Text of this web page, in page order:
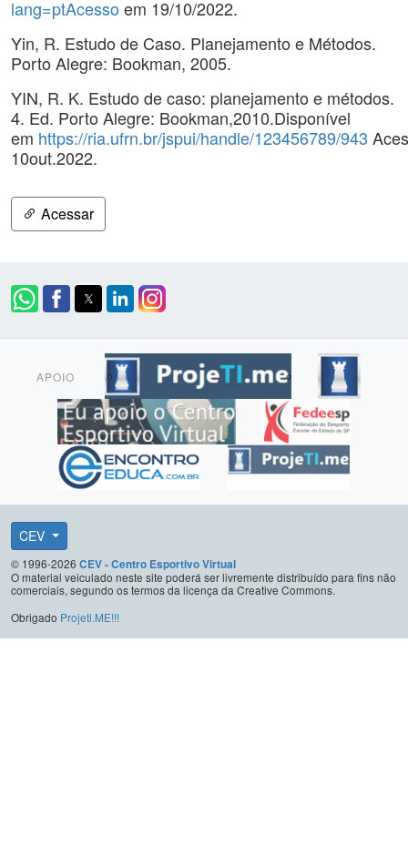
lang=ptAcesso em 19/10/2022.
Yin, R. Estudo de Caso. Planejamento e Métodos.
Porto Alegre: Bookman, 2005.
YIN, R. K. Estudo de caso: planejamento e métodos.
4. Ed. Porto Alegre: Bookman,2010.Disponível
em https://ria.ufrn.br/jspui/handle/123456789/943
10out.2022.
Acessar
APOIO
CEV
© 1996-2026 CEV - Centro Esportivo Virtual
O material veiculado neste site poderá ser livremente distribuído para fins não
comerciais, segundo os termos da licença da Creative Commons.
Obrigado Projeti.ME!!!